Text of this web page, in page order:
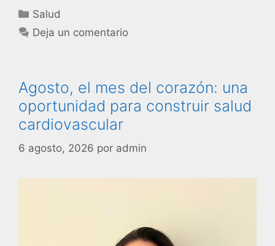
Salud
Deja un comentario
Agosto, el mes del corazón: una
oportunidad para construir salud
cardiovascular
6 agosto, 2026 por admin